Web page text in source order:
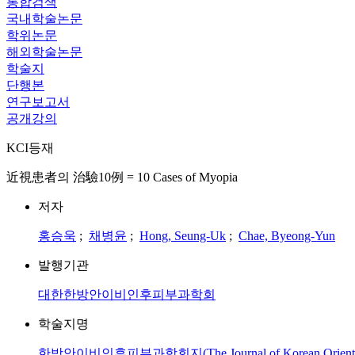
국내학술논문
학위논문
해외학술논문
학술지
단행본
연구보고서
공개강의
KCI등재
近視患者의 治驗10例 = 10 Cases of Myopia
저자
홍승욱 ; 채병윤 ; Hong, Seung-Uk ; Chae, Byeong-Yun
발행기관
대한한방안이비인후피부과학회
학술지명